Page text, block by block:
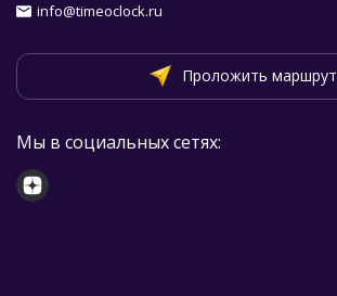
info@timeoclock.ru
Проложить маршрут
Мы в социальных сетях: